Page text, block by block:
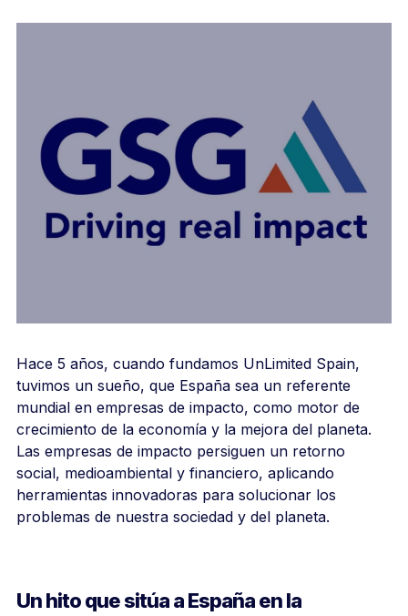
Hace 5 años, cuando fundamos UnLimited Spain,
tuvimos un sueño, que España sea un referente
mundial en empresas de impacto, como motor de
crecimiento de la economía y la mejora del planeta.
Las empresas de impacto persiguen un retorno
social, medioambiental y financiero, aplicando
herramientas innovadoras para solucionar los
problemas de nuestra sociedad y del planeta.
Un hito que sitúa a España en la